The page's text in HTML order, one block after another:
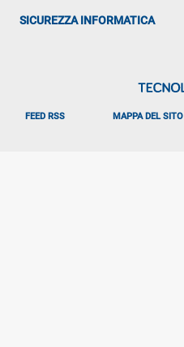
SICUREZZA INFORMATICA
FEED RSS MAPPA DEL SITO